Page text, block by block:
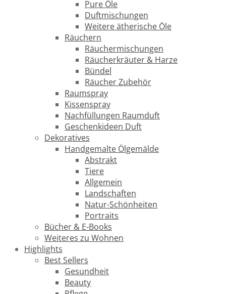
Pure Öle
Duftmischungen
Weitere ätherische Öle
Räuchern
Räuchermischungen
Räucherkräuter & Harze
Bündel
Räucher Zubehör
Raumspray
Kissenspray
Nachfüllungen Raumduft
Geschenkideen Duft
Dekoratives
Handgemalte Ölgemälde
Abstrakt
Tiere
Allgemein
Landschaften
Natur-Schönheiten
Portraits
Bücher & E-Books
Weiteres zu Wohnen
Highlights
Best Sellers
Gesundheit
Beauty